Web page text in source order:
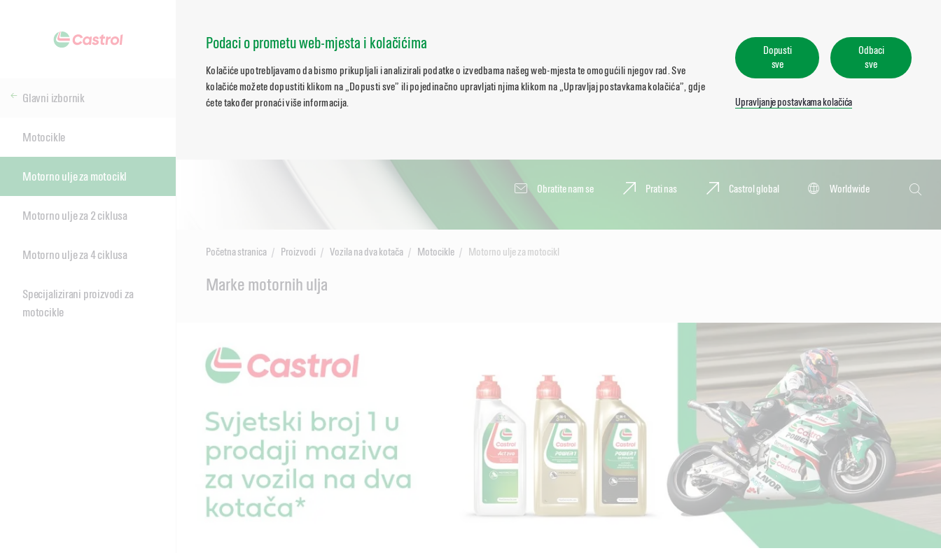
Podaci o prometu web-mjesta i kolačićima
Kolačiće upotrebljavamo da bismo prikupljali i analizirali podatke o izvedbama našeg web-mjesta te omogućili njegov rad. Sve
kolačiće možete dopustiti klikom na „Dopusti sve” ili pojedinačno upravljati njima klikom na „Upravljaj postavkama kolačića”, gdje
ćete također pronaći više informacija.
Dopusti
sve
Odbaci
sve
Upravljanje postavkama kolačića
Obratite nam se Prati nas Castrol global
Worldwide
Glavni izbornik
Motocikle
Motorno ulje za motocikl
Motorno ulje za 2 ciklusa
Motorno ulje za 4 ciklusa
Specijalizirani proizvodi za
motocikle
Početna stranica Proizvodi Vozila na dva kotača Motocikle Motorno ulje za motocikl
Marke motornih ulja